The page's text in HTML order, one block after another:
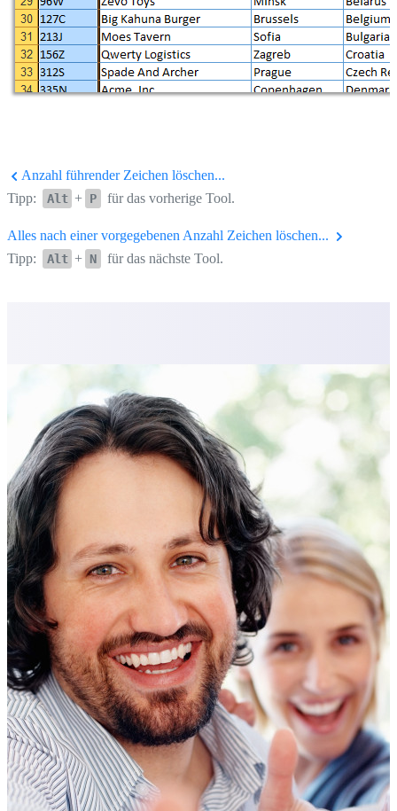
Anzahl führender Zeichen löschen...
Tipp:
Alt + P für das vorherige Tool.
Alles nach einer vorgegebenen Anzahl Zeichen löschen...
Tipp:
Alt + N für das nächste Tool.